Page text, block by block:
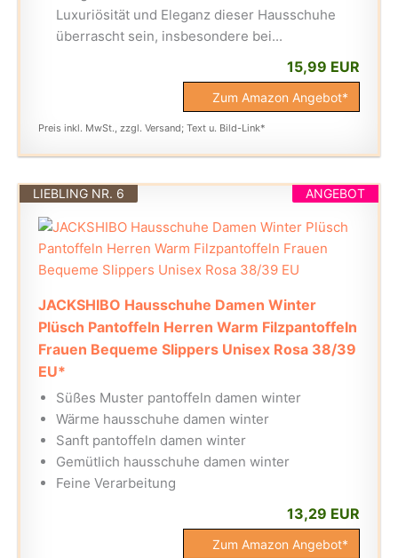
Luxuriösität und Eleganz dieser Hausschuhe
überrascht sein, insbesondere bei...
15,99 EUR
Zum Amazon Angebot*
Preis inkl. MwSt., zzgl. Versand; Text u. Bild-Link*
ANGEBOT
LIEBLING NR. 6
JACKSHIBO Hausschuhe Damen Winter
Plüsch Pantoffeln Herren Warm Filzpantoffeln
Frauen Bequeme Slippers Unisex Rosa 38/39
EU*
Süßes Muster pantoffeln damen winter
Wärme hausschuhe damen winter
Sanft pantoffeln damen winter
Gemütlich hausschuhe damen winter
Feine Verarbeitung
13,29 EUR
Zum Amazon Angebot*